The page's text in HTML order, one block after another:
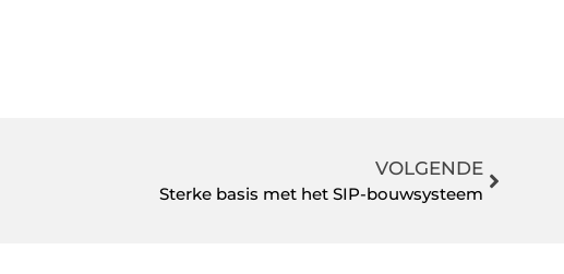
VOLGENDE
Sterke basis met het SIP-bouwsysteem